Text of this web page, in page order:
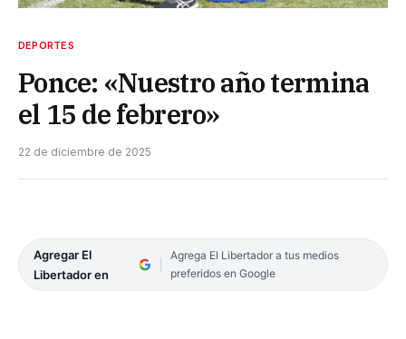
DEPORTES
Ponce: «Nuestro año termina
el 15 de febrero»
22 de diciembre de 2025
Agregar El
Libertador en
Agrega El Libertador a tus medios
preferidos en Google